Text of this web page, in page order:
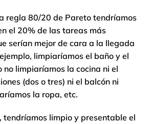
regla 80/20 de Pareto tendríamos
el 20% de las tareas más
serían mejor de cara a la llegada
limpiaríamos el baño y el
no limpiaríamos la cocina ni el
(dos o tres) ni el balcón ni
la ropa, etc.
tendríamos limpio y presentable el